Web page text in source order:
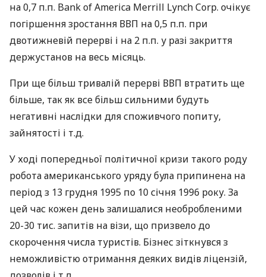
на 0,7 п.п. Bank of America Merrill Lynch Corp. очікує
погіршення зростання ВВП на 0,5 п.п. при
двотижневій перерві і на 2 п.п. у разі закриття
держустанов на весь місяць.
При ще більш тривалій перерві ВВП втратить ще
більше, так як все більш сильними будуть
негативні наслідки для споживчого попиту,
зайнятості і т.д.
У ході попередньої політичної кризи такого роду
робота американського уряду була припинена на
період з 13 грудня 1995 по 10 січня 1996 року. За
цей час кожен день залишалися необробленими
20-30 тис. запитів на візи, що призвело до
скорочення числа туристів. Бізнес зіткнувся з
неможливістю отримання деяких видів ліцензій,